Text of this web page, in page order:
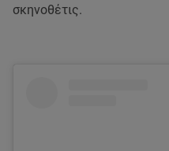
σκηνοθέτις.